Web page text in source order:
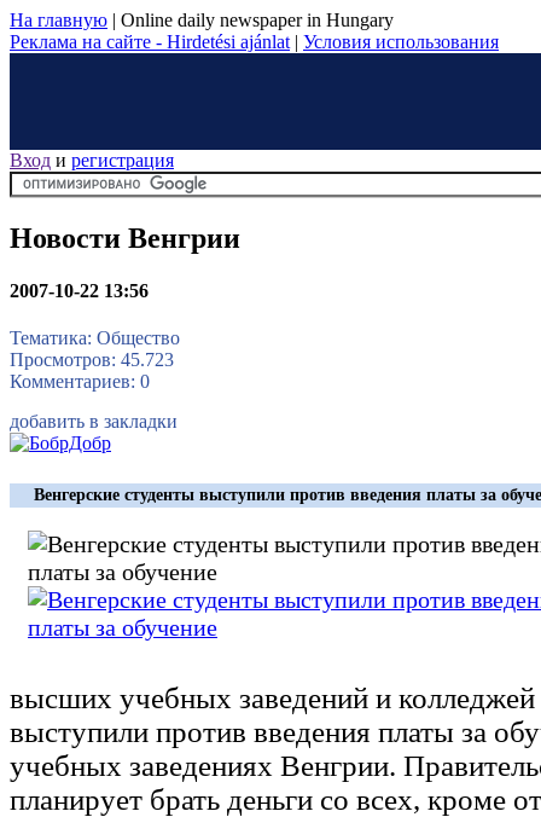
На главную | Online daily newspaper in Hungary
Реклама на сайте - Hirdetési ajánlat | Условия использования
Вход и регистрация
Новости Венгрии
2007-10-22 13:56
Тематика: Общество
Просмотров: 45.723
Комментариев: 0
добавить в закладки
Венгерские студенты выступили против введения платы за
высших учебных заведений и
выступили против введения платы за
учебных заведениях Венгрии.
планирует брать деньги со всех, кроме